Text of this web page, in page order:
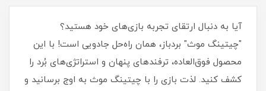
آیا به دنبال ارتقای تجربه بازی‌های خود هستید؟
"چیتینگ موث" بردباز، همان راه‌حل جادویی است! با این
محصول فوق‌العاده، ترفندهای پنهان و استراتژی‌های بُرد را
کشف کنید. لذت بازی را با چیتینگ موث به اوج برسانید و